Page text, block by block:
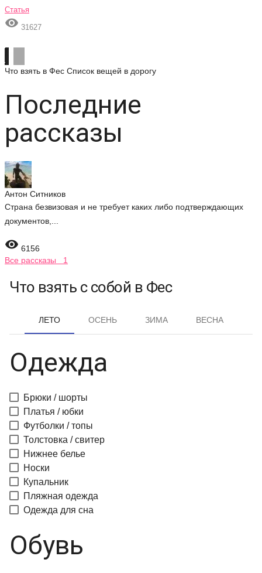
Статья
 31627
Что взять в Фес Список вещей в дорогу
Последние
рассказы
Антон Ситников
Страна безвизовая и не требует каких либо подтверждающих
документов,...
 6156
Все рассказы 1
Что взять с собой в Фес
ЛЕТО ОСЕНЬ ЗИМА ВЕСНА
Одежда
Брюки / шорты
Платья / юбки
Футболки / топы
Толстовка / свитер
Нижнее белье
Носки
Купальник
Пляжная одежда
Одежда для сна
Обувь